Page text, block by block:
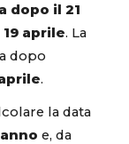
dopo il 21
aprile. La
dopo
.
la data
e, da